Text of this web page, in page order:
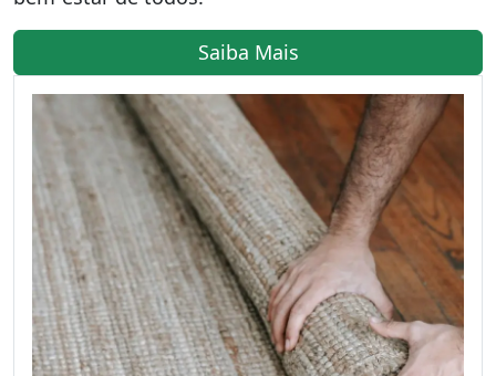
Saiba Mais